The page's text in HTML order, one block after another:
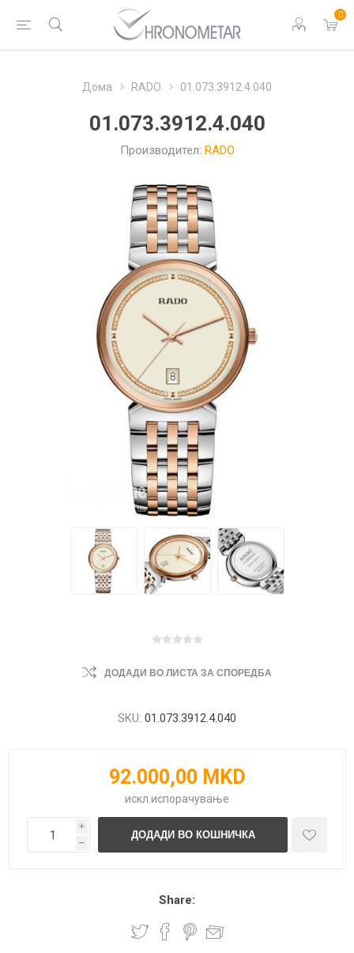
0
Дома RADO 01.073.3912.4.040
01.073.3912.4.040
Производител: RADO
ДОДАДИ ВО ЛИСТА ЗА СПОРЕДБА
SKU: 01.073.3912.4.040
92.000,00 MKD
искл. испорачување
i
h
Share: